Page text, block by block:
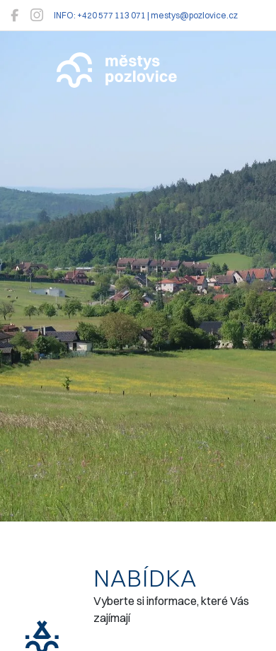
INFO: +420 577 113 071 | mestys@pozlovice.cz
Pozlovice
NABÍDKA
Vyberte si informace, které Vás
zajímají